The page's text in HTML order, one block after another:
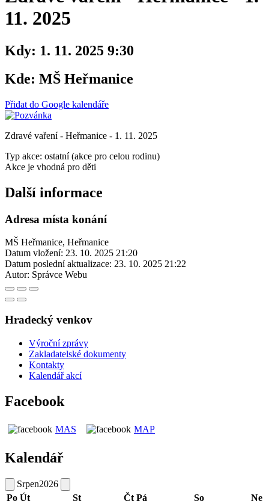
11. 2025
Kdy: 1. 11. 2025 9:30
Kde: MŠ Heřmanice
Přidat do Google kalendáře
Zdravé vaření - Heřmanice - 1. 11. 2025
Typ akce: ostatní (akce pro celou rodinu)
Akce je vhodná pro děti
Další informace
Adresa místa konání
MŠ Heřmanice, Heřmanice
Datum vložení: 23. 10. 2025 21:20
Datum poslední aktualizace: 23. 10. 2025 21:22
Autor: Správce Webu
Hradecký venkov
Výroční zprávy
Zakladatelské dokumenty
Kontakty
Kalendář akcí
Facebook
MAS MAP
Kalendář
Srpen2026
Po Út St Čt Pá So Ne